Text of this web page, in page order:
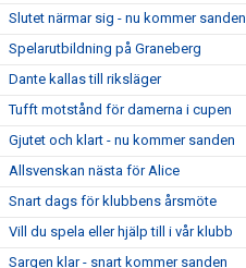
Slutet närmar sig - nu kommer sanden
Spelarutbildning på Graneberg
Dante kallas till riksläger
Tufft motstånd för damerna i cupen
Gjutet och klart - nu kommer sanden
Allsvenskan nästa för Alice
Snart dags för klubbens årsmöte
Vill du spela eller hjälp till i vår klubb
Sargen klar - snart kommer sanden